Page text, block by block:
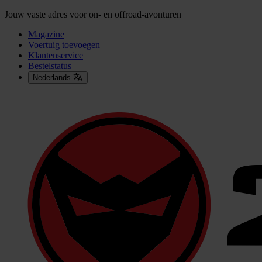
Jouw vaste adres voor on- en offroad-avonturen
Magazine
Voertuig toevoegen
Klantenservice
Bestelstatus
Nederlands